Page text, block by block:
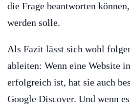
die Frage beantworten
werden solle.
Als Fazit lässt sich wohl
ableiten: Wenn eine Website
erfolgreich ist, hat sie auch
Google Discover. Und wenn